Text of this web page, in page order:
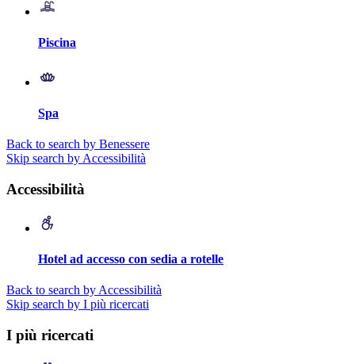
Piscina
Spa
Back to search by Benessere
Skip search by Accessibilità
Accessibilità
Hotel ad accesso con sedia a rotelle
Back to search by Accessibilità
Skip search by I più ricercati
I più ricercati